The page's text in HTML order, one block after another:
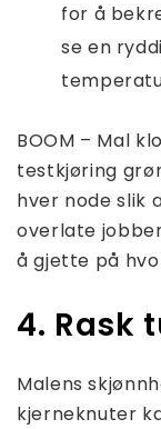
for å
se en
BOOM – Mal
testkjøring
hver node slik
overlate
å gjette på
4. Rask
Malens
kjerneknuter